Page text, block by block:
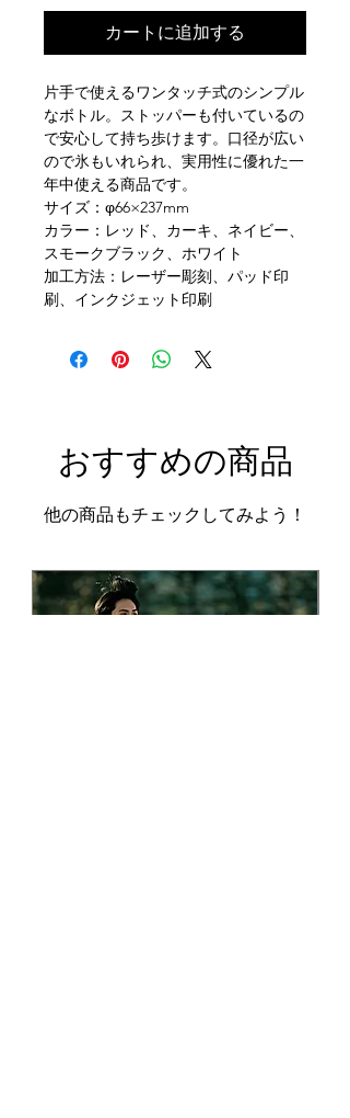
カートに追加する
片手で使えるワンタッチ式のシンプル
なボトル。ストッパーも付いているの
で安心して持ち歩けます。口径が広い
ので氷もいれられ、実用性に優れた一
年中使える商品です。
サイズ：φ66×237mm​
​カラー：レッド、カーキ、ネイビー、
スモークブラック、ホワイト
​加工方法：レーザー彫刻、パッド印
刷、インクジェット印刷
​おすすめの商品
他の商品もチェックしてみよう！